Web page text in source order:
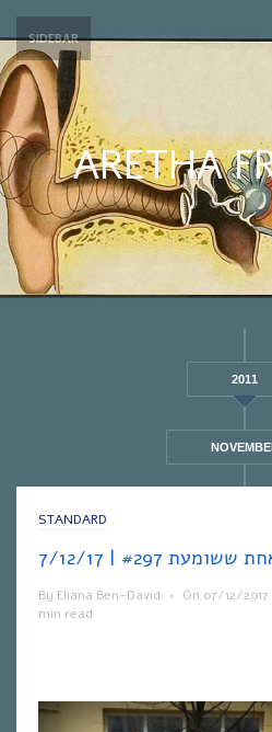
SIDEBAR
ARETHA
2011
STANDARD
By Eliana Ben-David • On 07/12/2017
min read